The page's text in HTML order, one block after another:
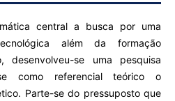
central a busca por uma
além da formação
desenvolveu-se uma pesquisa
como referencial teórico o
Parte-se do pressuposto que